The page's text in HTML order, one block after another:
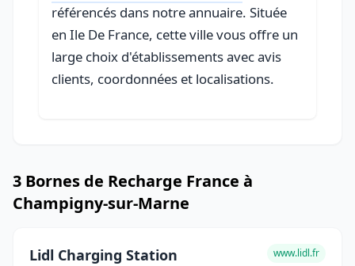
référencés dans notre annuaire. Située
en Ile De France, cette ville vous offre un
large choix d'établissements avec avis
clients, coordonnées et localisations.
3 Bornes de Recharge France à
Champigny-sur-Marne
Lidl Charging Station www.lidl.fr